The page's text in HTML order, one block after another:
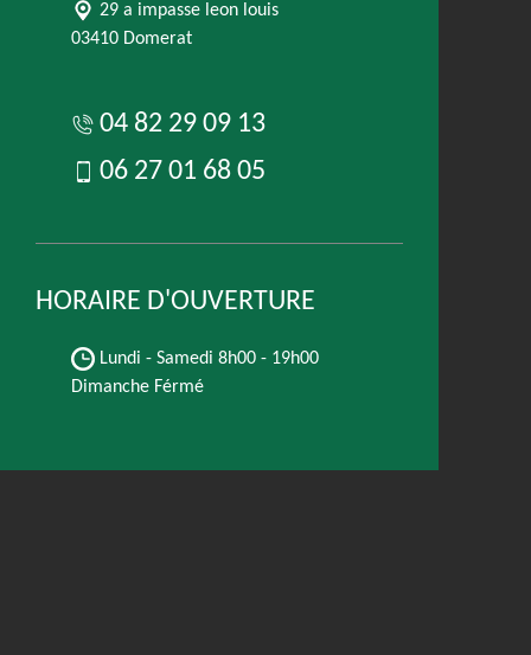
29 a impasse leon louis
03410 Domerat
04 82 29 09 13
06 27 01 68 05
HORAIRE D'OUVERTURE
Lundi - Samedi 8h00 - 19h00
Dimanche Férmé